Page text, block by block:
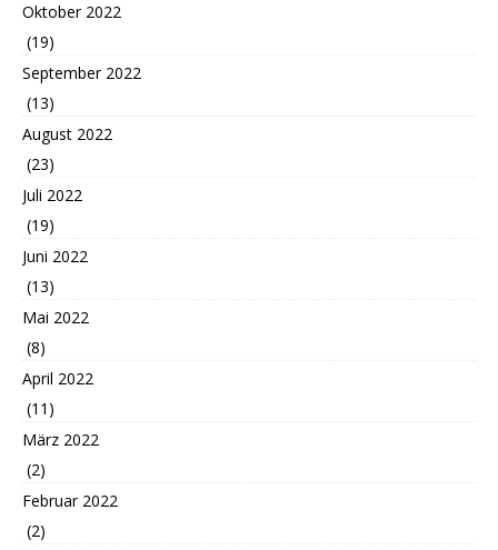
Oktober 2022
(19)
September 2022
(13)
August 2022
(23)
Juli 2022
(19)
Juni 2022
(13)
Mai 2022
(8)
April 2022
(11)
März 2022
(2)
Februar 2022
(2)